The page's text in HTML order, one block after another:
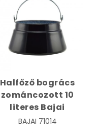
Halfőző bogrács
zománcozott 10
literes Bajai
BAJAI 71014